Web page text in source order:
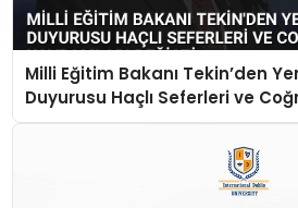
Milli Eğitim Bakanı Tekin’den
Duyurusu Haçlı Seferleri ve
Kavramları Değişti